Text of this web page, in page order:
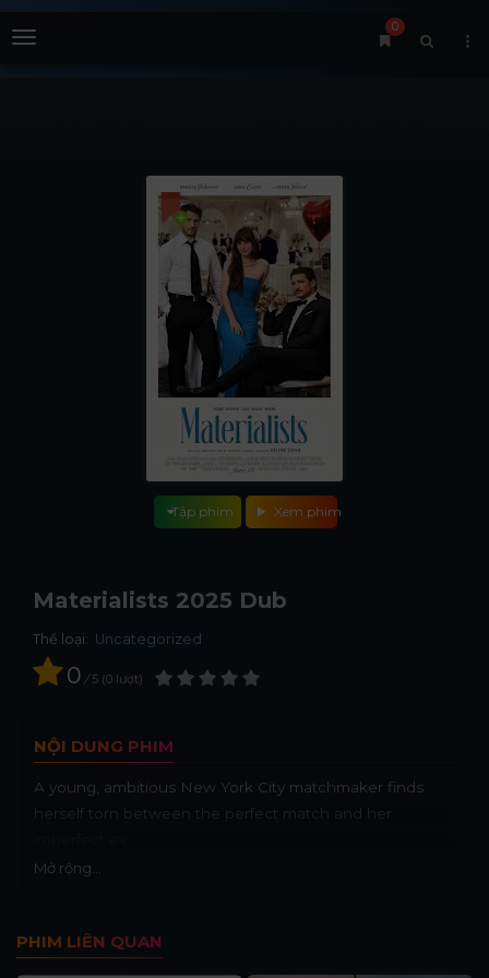
Menu
0
Xem phim
Tập phim
Materialists 2025 Dub
Thể loại: Uncategorized
0 / 5 0 lượt
NỘI DUNG PHIM
A young, ambitious New York City matchmaker finds
herself torn between the perfect match and her
Mở rộng...
PHIM LIÊN QUAN